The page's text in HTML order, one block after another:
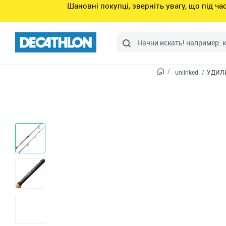
Шановні покупці, зверніть увагу, що під
unlinked